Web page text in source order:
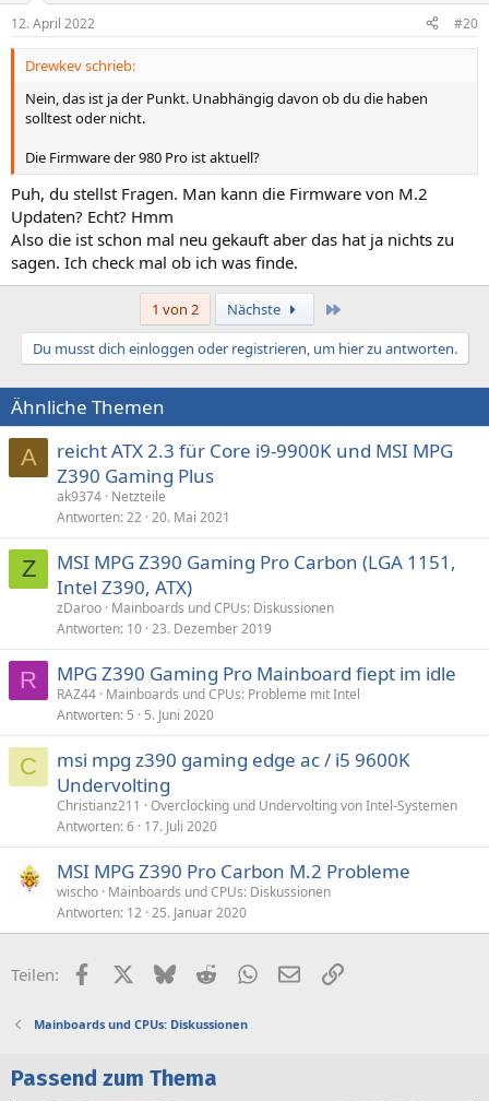
12. April 2022 #20
Drewkev schrieb:
Nein, das ist ja der Punkt. Unabhängig davon ob du die haben
solltest oder nicht.
Die Firmware der 980 Pro ist aktuell?
Puh, du stellst Fragen. Man kann die Firmware von M.2
Updaten? Echt? Hmm
Also die ist schon mal neu gekauft aber das hat ja nichts zu
sagen. Ich check mal ob ich was finde.
1 von 2 Nächste
Du musst dich einloggen oder registrieren, um hier zu antworten.
Ähnliche Themen
A
reicht ATX 2.3 für Core i9-9900K und MSI MPG
Z390 Gaming Plus
ak9374 Netzteile
Antworten 22 20. Mai 2021
Z
MSI MPG Z390 Gaming Pro Carbon (LGA 1151,
Intel Z390, ATX)
zDaroo Mainboards und CPUs: Diskussionen
Antworten 10 23. Dezember 2019
R MPG Z390 Gaming Pro Mainboard fiept im idle
RAZ44 Mainboards und CPUs: Probleme mit Intel
Antworten 5 5. Juni 2020
C
msi mpg z390 gaming edge ac / i5 9600K
Undervolting
Christianz211
Overclocking und Undervolting von Intel-Systemen
Antworten 6 17. Juli 2020
MSI MPG Z390 Pro Carbon M.2 Probleme
wischo Mainboards und CPUs: Diskussionen
Antworten 12 25. Januar 2020
Teilen: FacebookX (Twitter)
BlueskyRedditWhatsApp
E-MailLink
Mainboards und CPUs: Diskussionen
Passend zum Thema